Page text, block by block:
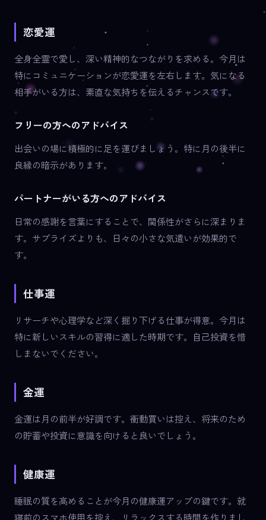
恋愛運
全身全霊で愛し、深い精神的なつながりを求める。今月は
特にコミュニケーションが恋愛運を左右します。気になる
相手がいる方は、素直な気持ちを伝えるチャンスです。
フリーの方へのアドバイス
出会いの場に積極的に足を運びましょう。特に月の後半に
良縁の暗示があります。
パートナーがいる方へのアドバイス
日常の感謝を言葉にすることで、関係性がさらに深まりま
す。サプライズよりも、日々の小さな気遣いが効果的で
す。
仕事運
リサーチや心理学など深く掘り下げる仕事が得意。今月は
特に新しいスキルの習得に適した時期です。自己投資を惜
しまないでください。
金運
金運は月の前半が好調です。衝動買いは控え、将来のため
の貯蓄や投資に意識を向けると良いでしょう。
健康運
睡眠の質を高めることが今月の健康運アップの鍵です。就
寝前のスマホ使用を控え、リラックスする時間を作りまし